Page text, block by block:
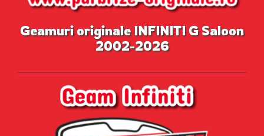
Geamuri originale INFINITI G Saloon
2002-2026